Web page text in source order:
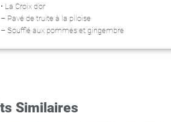
• La Croix d’or
– Pavé de truite à la piloise
– Soufflé aux pommes et gingembre
Similaires